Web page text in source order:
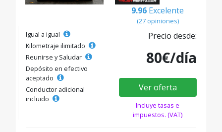
9.96 Excelente
(27 opiniones)
Igual a igual
Kilometraje ilimitado
Reunirse y Saludar
Depósito en efectivo
aceptado
Conductor adicional
incluido
Precio desde:
80€/día
Ver oferta
Incluye tasas e
impuestos. (VAT)